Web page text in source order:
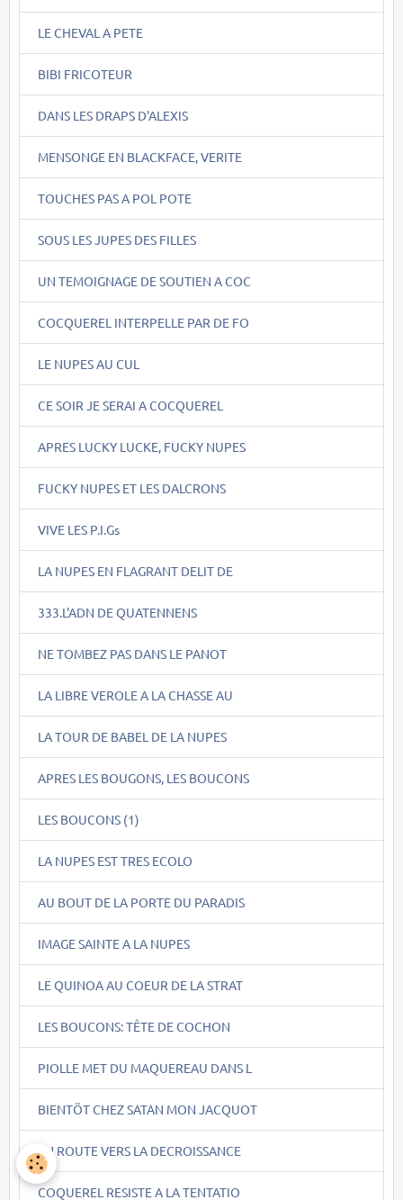
LE CHEVAL A PETE
BIBI FRICOTEUR
DANS LES DRAPS D'ALEXIS
MENSONGE EN BLACKFACE, VERITE
TOUCHES PAS A POL POTE
SOUS LES JUPES DES FILLES
UN TEMOIGNAGE DE SOUTIEN A COC
COCQUEREL INTERPELLE PAR DE FO
LE NUPES AU CUL
CE SOIR JE SERAI A COCQUEREL
APRES LUCKY LUCKE, FUCKY NUPES
FUCKY NUPES ET LES DALCRONS
VIVE LES P.I.Gs
LA NUPES EN FLAGRANT DELIT DE
333.L'ADN DE QUATENNENS
NE TOMBEZ PAS DANS LE PANOT
LA LIBRE VEROLE A LA CHASSE AU
LA TOUR DE BABEL DE LA NUPES
APRES LES BOUGONS, LES BOUCONS
LES BOUCONS (1)
LA NUPES EST TRES ECOLO
AU BOUT DE LA PORTE DU PARADIS
IMAGE SAINTE A LA NUPES
LE QUINOA AU COEUR DE LA STRAT
LES BOUCONS: TÊTE DE COCHON
PIOLLE MET DU MAQUEREAU DANS L
BIENTÖT CHEZ SATAN MON JACQUOT
EN ROUTE VERS LA DECROISSANCE
COQUEREL RESISTE A LA TENTATIO